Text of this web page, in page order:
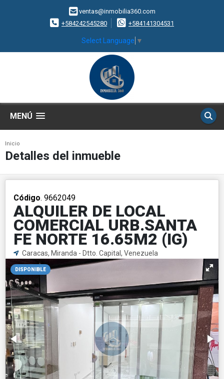
ventas@inmobilia360.com
+584242545280
+584141304531
Select Language ▼
MENÚ
Inicio
Detalles del inmueble
Código. 9662049
ALQUILER DE LOCAL
COMERCIAL URB.SANTA
FE NORTE 16.65M2 (IG)
Caracas, Miranda - Dtto. Capital, Venezuela
DISPONIBLE